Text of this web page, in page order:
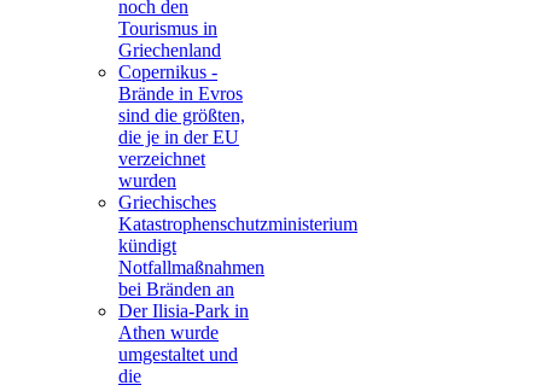
noch den
Tourismus in
Griechenland
Copernikus -
Brände in Evros
sind die größten,
die je in der EU
verzeichnet
wurden
Griechisches
Katastrophenschutzministerium
kündigt
Notfallmaßnahmen
bei Bränden an
Der Ilisia-Park in
Athen wurde
umgestaltet und
die